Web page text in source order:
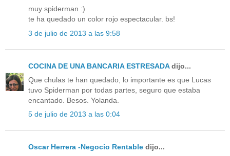
muy spiderman :)
te ha quedado un color rojo espectacular. bs!
3 de julio de 2013 a las 9:58
COCINA DE UNA BANCARIA ESTRESADAdijo...
Que chulas te han quedado, lo importante es que Lucas
tuvo Spiderman por todas partes, seguro que estaba
encantado. Besos. Yolanda.
5 de julio de 2013 a las 0:04
Oscar Herrera -Negocio Rentable dijo...